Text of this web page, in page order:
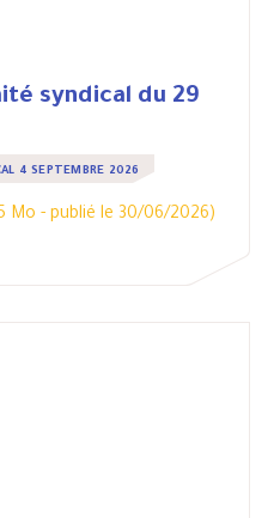
syndical du 29
4 SEPTEMBRE 2026
Mo - publié le 30/06/2026)